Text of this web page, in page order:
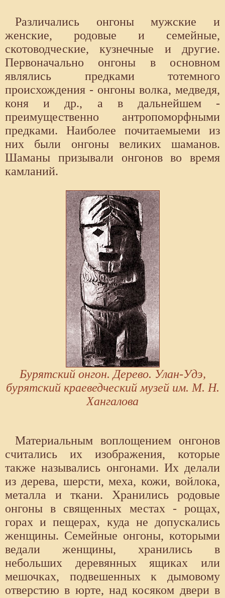
Различались онгоны мужские и
женские, родовые и семейные,
скотоводческие, кузнечные и другие.
Первоначально онгоны в основном
являлись предками тотемного
происхождения - онгоны волка, медведя,
коня и др., а в дальнейшем -
преимущественно антропоморфными
предками. Наиболее почитаемыеми из
них были онгоны великих шаманов.
Шаманы призывали онгонов во время
камланий.
Бурятский онгон. Дерево. Улан-Удэ,
бурятский краеведческий музей им. М. Н.
Хангалова
Материальным воплощением онгонов
считались их изображения, которые
также назывались онгонами. Их делали
из дерева, шерсти, меха, кожи, войлока,
металла и ткани. Хранились родовые
онгоны в священных местах - рощах,
горах и пещерах, куда не допускались
женщины. Семейные онгоны, которыми
ведали женщины, хранились в
небольших деревянных ящиках или
мешочках, подвешенных к дымовому
отверстию в юрте, над косяком двери в